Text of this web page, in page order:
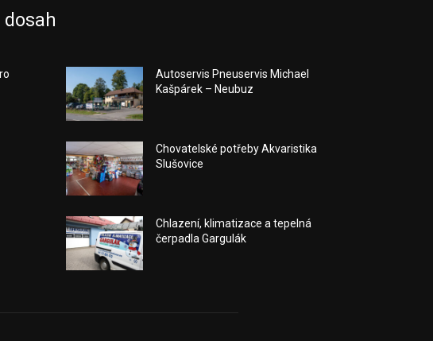
Autoservis Pneuservis Michael
Kašpárek – Neubuz
Chovatelské potřeby Akvaristika
Slušovice
Chlazení, klimatizace a tepelná
čerpadla Gargulák